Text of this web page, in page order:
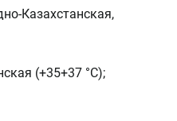
Казахстанская,
(+35+37 °C);